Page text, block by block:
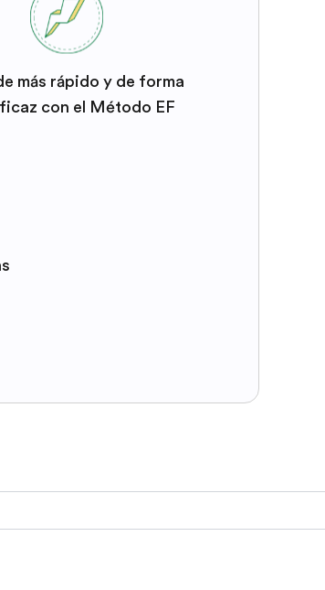
más rápido y de forma
con el Método EF